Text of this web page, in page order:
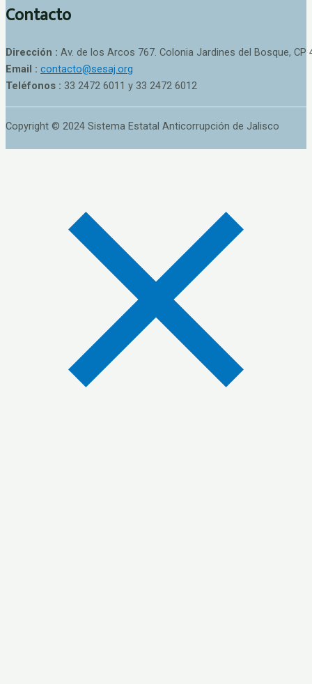
Contacto
Dirección : Av. de los Arcos 767. Colonia Jardines del Bosque, CP
Email : contacto@sesaj.org
Teléfonos : 33 2472 6011 y 33 2472 6012
Copyright © 2024 Sistema Estatal Anticorrupción de Jalisco